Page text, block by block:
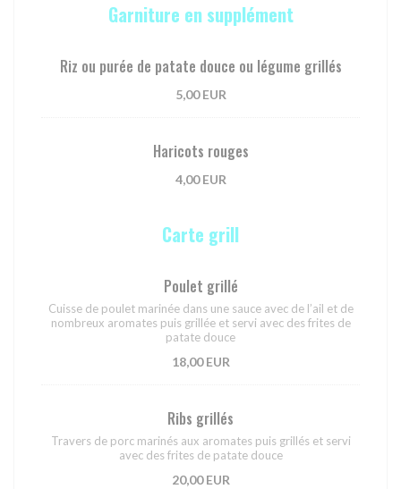
Garniture en supplément
Riz ou purée de patate douce ou légume grillés
5,00 EUR
Haricots rouges
4,00 EUR
Carte grill
Poulet grillé
Cuisse de poulet marinée dans une sauce avec de l’ail et de
nombreux aromates puis grillée et servi avec des frites de
patate douce
18,00 EUR
Ribs grillés
Travers de porc marinés aux aromates puis grillés et servi
avec des frites de patate douce
20,00 EUR